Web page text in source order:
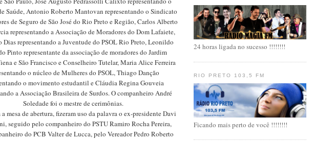
Saúde, Antonio Roberto Mantovan representando o Sindicato
de Seguro de São José do Rio Preto e Região, Carlos Alberto
representando a Associação de Moradores do Dom Lafaiete,
Dias representando a Juventude do PSOL Rio Preto, Leonildo
Pinto representante da associação de moradores do Jardim
e São Francisco e Conselheiro Tutelar, Maria Alice Ferreira
o núcleo de Mulheres do PSOL, Thiago Danção
o movimento estudantil e Cláudia Regina Gouveia
a Associação Brasileira de Surdos. O companheiro André
Soledade foi o mestre de cerimônias.
mesa de abertura, fizeram uso da palavra o ex-presidente Davi
seguido pelo companheiro do PSTU Ramiro Rocha Pereira,
do PCB Valter de Lucca, pelo Vereador Pedro Roberto
24 horas ligada no sucesso !!!!!!!!
RIO PRETO 103,5 FM
Ficando mais perto de você !!!!!!!!